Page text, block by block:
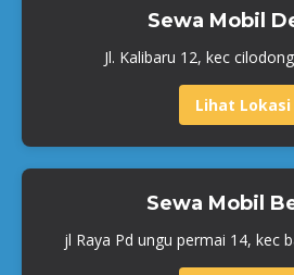
Sewa Mobil
Jl. Kalibaru 12, kec
Lihat Lokasi
Sewa Mobil
jl Raya Pd ungu permai 14, kec